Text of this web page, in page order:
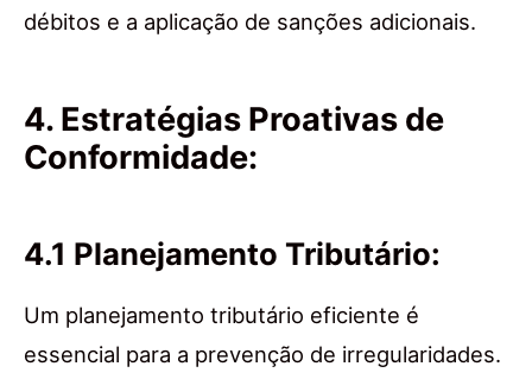
débitos e a aplicação de sanções adicionais.
4. Estratégias Proativas de
Conformidade:
4.1 Planejamento Tributário:
Um planejamento tributário eficiente é
essencial para a prevenção de irregularidades.